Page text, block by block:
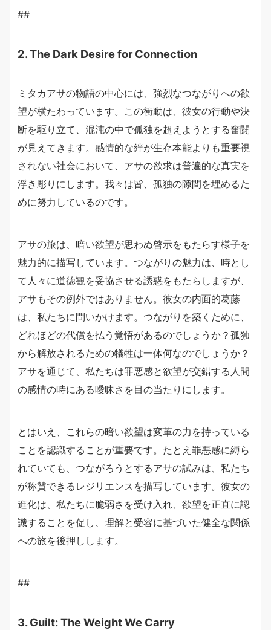
##
2. The Dark Desire for Connection
ミタカアサの物語の中心には、強烈なつながりへの欲
望が横たわっています。この衝動は、彼女の行動や決
断を駆り立て、混沌の中で孤独を超えようとする奮闘
が見えてきます。感情的な絆が生存本能よりも重要視
されない社会において、アサの欲求は普遍的な真実を
浮き彫りにします。我々は皆、孤独の隙間を埋めるた
めに努力しているのです。
アサの旅は、暗い欲望が思わぬ啓示をもたらす様子を
魅力的に描写しています。つながりの魅力は、時とし
て人々に道徳観を妥協させる誘惑をもたらしますが、
アサもその例外ではありません。彼女の内面的葛藤
は、私たちに問いかけます。つながりを築くために、
どれほどの代償を払う覚悟があるのでしょうか？孤独
から解放されるための犠牲は一体何なのでしょうか？
アサを通じて、私たちは罪悪感と欲望が交錯する人間
の感情の時にある曖昧さを目の当たりにします。
とはいえ、これらの暗い欲望は変革の力を持っている
ことを認識することが重要です。たとえ罪悪感に縛ら
れていても、つながろうとするアサの試みは、私たち
が称賛できるレジリエンスを描写しています。彼女の
進化は、私たちに脆弱さを受け入れ、欲望を正直に認
識することを促し、理解と受容に基づいた健全な関係
への旅を後押しします。
##
3. Guilt: The Weight We Carry